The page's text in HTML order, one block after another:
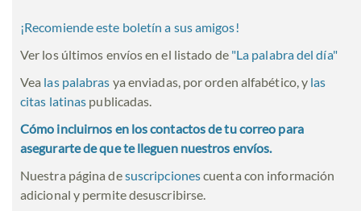
¡Recomiende este boletín a sus amigos!
Ver los últimos envíos en el listado de "La palabra del día"
Vea las palabras ya enviadas, por orden alfabético, y las
citas latinas publicadas.
Cómo incluirnos en los contactos de tu correo para
asegurarte de que te lleguen nuestros envíos.
Nuestra página desuscripcionescuenta con información
adicional y permite desuscribirse.